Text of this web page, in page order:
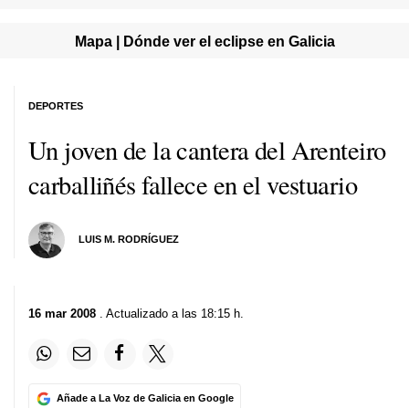
Mapa | Dónde ver el eclipse en Galicia
Un joven de la cantera del Arenteiro
carballiñés fallece en el vestuario
LUIS M. RODRÍGUEZ
DEPORTES
16 mar 2008 . Actualizado a las 18:15 h.
Añade a La Voz de Galicia en Google